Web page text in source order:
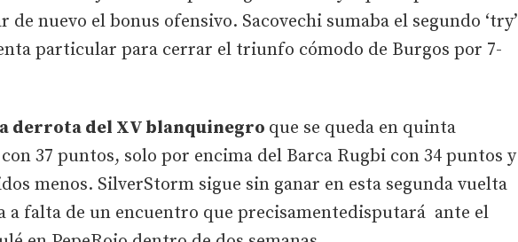
de nuevo el bonus ofensivo. Sacovechi sumaba el segundo ‘try’
particular para cerrar el triunfo cómodo de Burgos por 7-
derrota del XV blanquinegro que se queda en quinta
37 puntos, solo por encima del Barca Rugbi con 34 puntos y
menos. SilverStorm sigue sin ganar en esta segunda vuelta
a falta de un encuentro que precisamentedisputará ante el